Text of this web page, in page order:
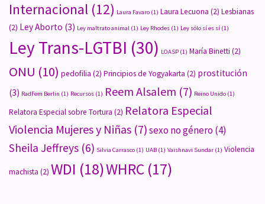
Internacional (12) Laura Favaro (1) Laura Lecuona (2) Lesbianas
(2) Ley Aborto (3) Ley maltrato animal (1) Ley Rhodes (1) Ley sólo sí es sí (1)
Ley Trans-LGTBI (30) LOASP (1) María Binetti (2)
ONU (10) pedofilia (2) Principios de Yogyakarta (2) prostitución
(3) RadFem Berlin (1) Recursos (1) Reem Alsalem (7) Reino Unido (1)
Relatora Especial sobre Tortura (2) Relatora Especial
Violencia Mujeres y Niñas (7)sexo no género(4)
Sheila Jeffreys (6) Silvia Carrasco (1) UAB (1) Vaishnavi Sundar (1) Violencia
machista (2) WDI (18)WHRC (17)